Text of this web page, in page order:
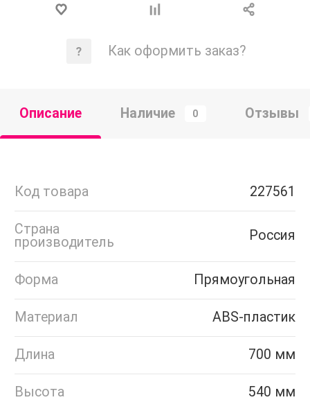
Как оформить заказ?
Описание Наличие 0 Отзывы
Код товара 227561
Страна
производитель
Россия
Форма Прямоугольная
Материал ABS-пластик
Длина 700 мм
Высота 540 мм